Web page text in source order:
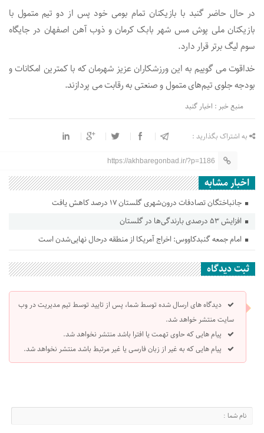
در حال حاضر گنبد با بازیکنان تمام بومی خود پس‌ از دو تیم متمول با
بازیکنان ملی پوش مس شهر بابک کرمان و ذوب آهن اصفهان در جایگاه
سوم لیگ برتر قرار دارد.
خداقوت می گوییم به این ورزشکاران عزیز شهرمان که با کمترین امکانات و
بودجه جلوی تیم‌های متمول و صنعتی به رقابت می پردازند.
منبع خبر : اخبار گنبد
به اشتراک بگذارید :
https://akhbaregonbad.ir/?p=1186
اخبار مشابه
جانباختگان تصادفات درون‌شهری گلستان ۱۷ درصد کاهش یافت
افزایش ۵۳ درصدی بارندگی‌ها در گلستان
امام جمعه گنبدکاووس: اخراج آمریکا از منطقه درحال نهایی‌شدن است
ثبت دیدگاه
دیدگاه های ارسال شده توسط شما، پس از تایید توسط تیم مدیریت در وب
سایت منتشر خواهد شد.
پیام هایی که حاوی تهمت یا افترا باشد منتشر نخواهد شد.
پیام هایی که به غیر از زبان فارسی یا غیر مرتبط باشد منتشر نخواهد شد.